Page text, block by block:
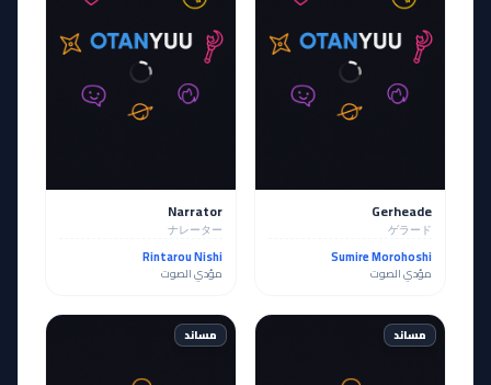
Gerheade
ゲラード
Sumire Morohoshi
مؤدي الصوت
Narrator
ナレーター
Rintarou Nishi
مؤدي الصوت
مساند مساند